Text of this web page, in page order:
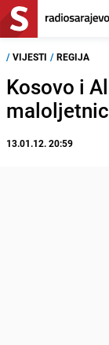
/ VIJESTI / REGIJA
Kosovo i
13.01.12. 20:59